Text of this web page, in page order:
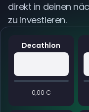
Decathlon
0,00 €
direkt in deinen
zu investieren.